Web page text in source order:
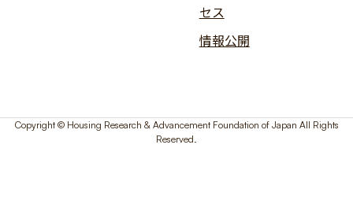
セス
情報公開
Copyright © Housing Research & Advancement Foundation of Japan All Rights
Reserved.